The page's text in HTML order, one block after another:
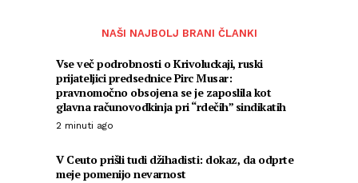
NAŠI NAJBOLJ BRANI ČLANKI
Vse več podrobnosti o Krivoluckaji, ruski
prijateljici predsednice Pirc Musar:
pravnomočno obsojena se je zaposlila kot
glavna računovodkinja pri “rdečih” sindikatih
2 minuti ago
V Ceuto prišli tudi džihadisti: dokaz, da odprte
meje pomenijo nevarnost